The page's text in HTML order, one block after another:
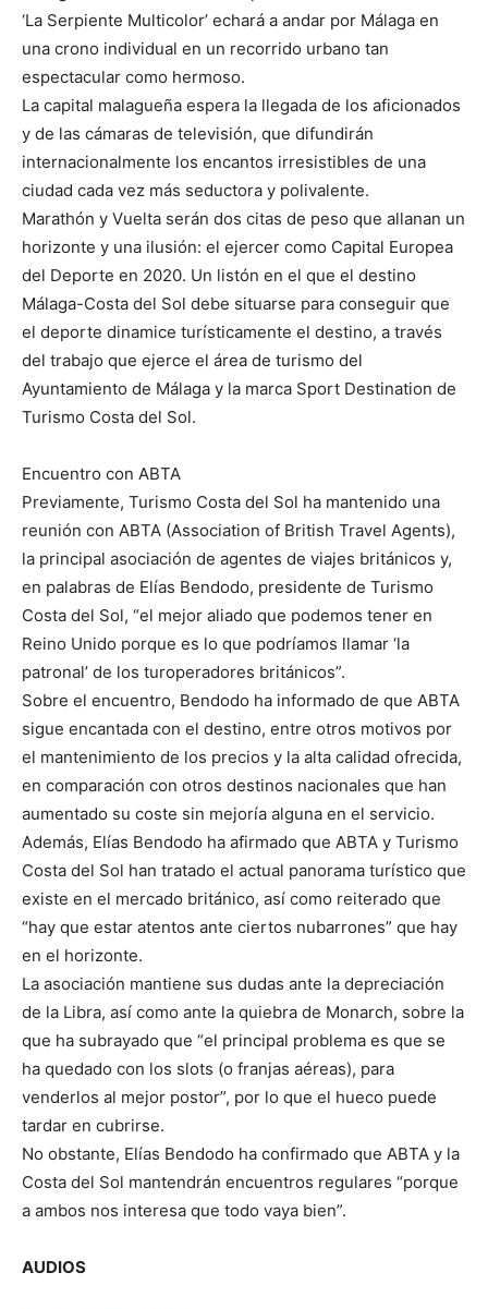
‘La Serpiente Multicolor’ echará a andar por Málaga en
una crono individual en un recorrido urbano tan
espectacular como hermoso.
La capital malagueña espera la llegada de los aficionados
y de las cámaras de televisión, que difundirán
internacionalmente los encantos irresistibles de una
ciudad cada vez más seductora y polivalente.
Marathón y Vuelta serán dos citas de peso que allanan un
horizonte y una ilusión: el ejercer como Capital Europea
del Deporte en 2020. Un listón en el que el destino
Málaga-Costa del Sol debe situarse para conseguir que
el deporte dinamice turísticamente el destino, a través
del trabajo que ejerce el área de turismo del
Ayuntamiento de Málaga y la marca Sport Destination de
Turismo Costa del Sol.
Encuentro con ABTA
Previamente, Turismo Costa del Sol ha mantenido una
reunión con ABTA (Association of British Travel Agents),
la principal asociación de agentes de viajes británicos y,
en palabras de Elías Bendodo, presidente de Turismo
Costa del Sol, “el mejor aliado que podemos tener en
Reino Unido porque es lo que podríamos llamar ‘la
patronal’ de los turoperadores británicos”.
Sobre el encuentro, Bendodo ha informado de que ABTA
sigue encantada con el destino, entre otros motivos por
el mantenimiento de los precios y la alta calidad ofrecida,
en comparación con otros destinos nacionales que han
aumentado su coste sin mejoría alguna en el servicio.
Además, Elías Bendodo ha afirmado que ABTA y Turismo
Costa del Sol han tratado el actual panorama turístico que
existe en el mercado británico, así como reiterado que
“hay que estar atentos ante ciertos nubarrones” que hay
en el horizonte.
La asociación mantiene sus dudas ante la depreciación
de la Libra, así como ante la quiebra de Monarch, sobre la
que ha subrayado que “el principal problema es que se
ha quedado con los slots (o franjas aéreas), para
venderlos al mejor postor”, por lo que el hueco puede
tardar en cubrirse.
No obstante, Elías Bendodo ha confirmado que ABTA y la
Costa del Sol mantendrán encuentros regulares “porque
a ambos nos interesa que todo vaya bien”.
AUDIOS